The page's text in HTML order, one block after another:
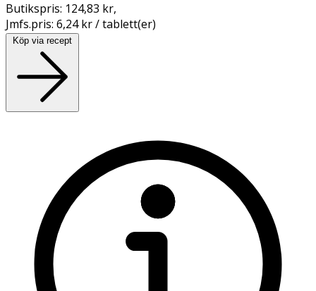
Butikspris: 124,83 kr,
Jmfs.pris: 6,24 kr / tablett(er)
Köp via recept